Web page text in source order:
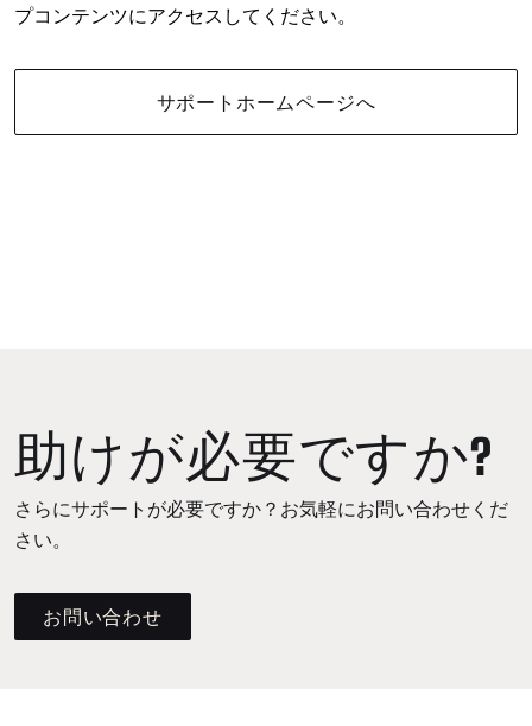
プコンテンツにアクセスしてください。
サポートホームページへ
助けが必要ですか?
さらにサポートが必要ですか？お気軽にお問い合わせくだ
さい。
お問い合わせ